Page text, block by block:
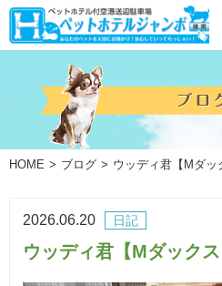
HOME ブログ ウッディ君【Mダッ
日記
2026.06.20
ウッディ君【Mダックス